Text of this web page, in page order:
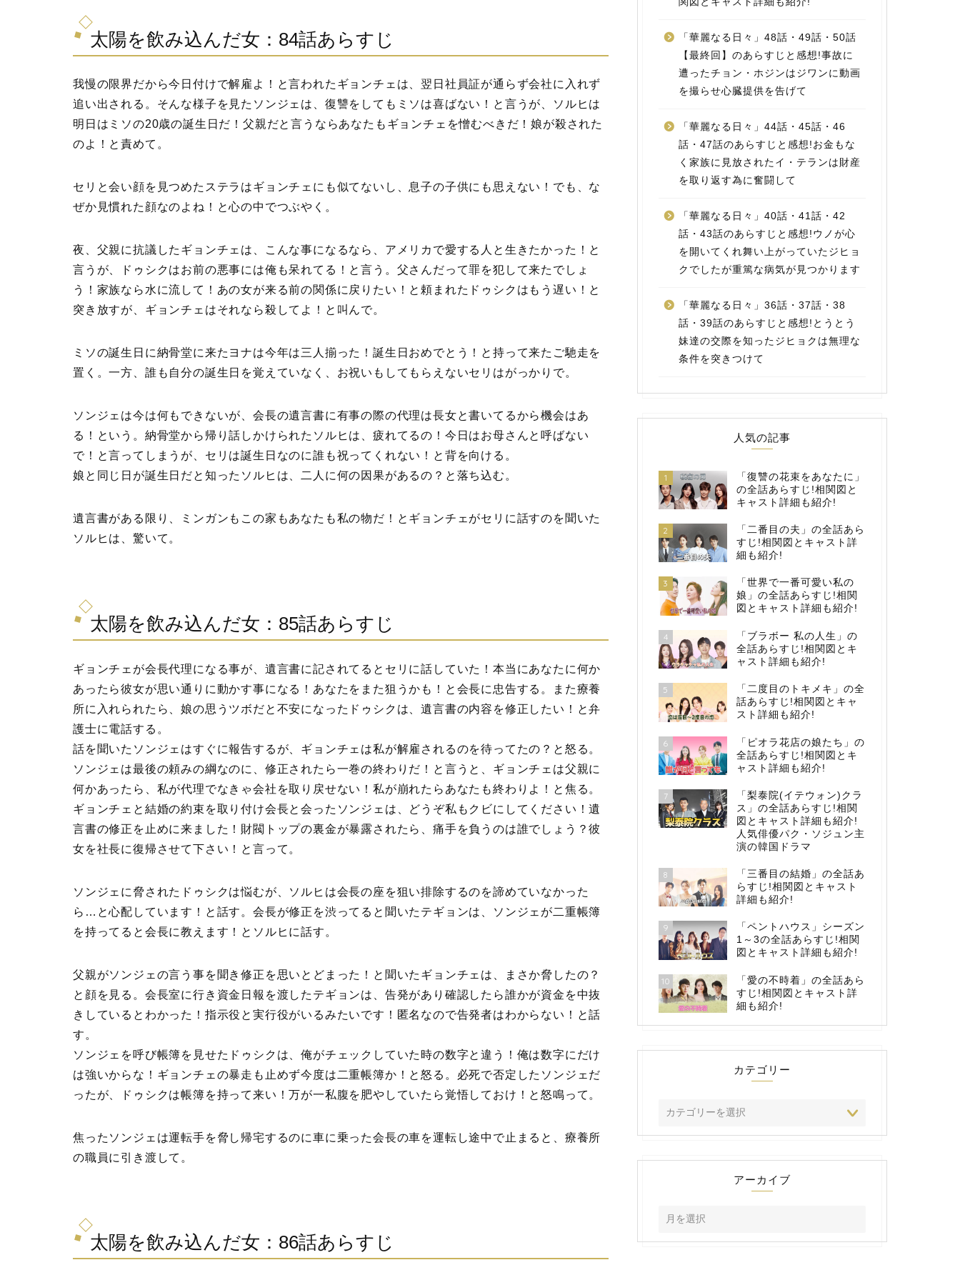
太陽を飲み込んだ女：84話あらすじ
我慢の限界だから今日付けで解雇よ！と言われたギョンチェは、翌日社員証が通らず会社に入れず
追い出される。そんな様子を見たソンジェは、復讐をしてもミソは喜ばない！と言うが、ソルヒは
明日はミソの20歳の誕生日だ！父親だと言うならあなたもギョンチェを憎むべきだ！娘が殺された
のよ！と責めて。
セリと会い顔を見つめたステラはギョンチェにも似てないし、息子の子供にも思えない！でも、な
ぜか見慣れた顔なのよね！と心の中でつぶやく。
夜、父親に抗議したギョンチェは、こんな事になるなら、アメリカで愛する人と生きたかった！と
言うが、ドゥシクはお前の悪事には俺も呆れてる！と言う。父さんだって罪を犯して来たでしょ
う！家族なら水に流して！あの女が来る前の関係に戻りたい！と頼まれたドゥシクはもう遅い！と
突き放すが、ギョンチェはそれなら殺してよ！と叫んで。
ミソの誕生日に納骨堂に来たヨナは今年は三人揃った！誕生日おめでとう！と持って来たご馳走を
置く。一方、誰も自分の誕生日を覚えていなく、お祝いもしてもらえないセリはがっかりで。
ソンジェは今は何もできないが、会長の遺言書に有事の際の代理は長女と書いてるから機会はあ
る！という。納骨堂から帰り話しかけられたソルヒは、疲れてるの！今日はお母さんと呼ばない
で！と言ってしまうが、セリは誕生日なのに誰も祝ってくれない！と背を向ける。
娘と同じ日が誕生日だと知ったソルヒは、二人に何の因果があるの？と落ち込む。
遺言書がある限り、ミンガンもこの家もあなたも私の物だ！とギョンチェがセリに話すのを聞いた
ソルヒは、驚いて。
太陽を飲み込んだ女：85話あらすじ
ギョンチェが会長代理になる事が、遺言書に記されてるとセリに話していた！本当にあなたに何か
あったら彼女が思い通りに動かす事になる！あなたをまた狙うかも！と会長に忠告する。また療養
所に入れられたら、娘の思うツボだと不安になったドゥシクは、遺言書の内容を修正したい！と弁
護士に電話する。
話を聞いたソンジェはすぐに報告するが、ギョンチェは私が解雇されるのを待ってたの？と怒る。
ソンジェは最後の頼みの綱なのに、修正されたら一巻の終わりだ！と言うと、ギョンチェは父親に
何かあったら、私が代理でなきゃ会社を取り戻せない！私が崩れたらあなたも終わりよ！と焦る。
ギョンチェと結婚の約束を取り付け会長と会ったソンジェは、どうぞ私もクビにしてください！遺
言書の修正を止めに来ました！財閥トップの裏金が暴露されたら、痛手を負うのは誰でしょう？彼
女を社長に復帰させて下さい！と言って。
ソンジェに脅されたドゥシクは悩むが、ソルヒは会長の座を狙い排除するのを諦めていなかった
ら…と心配しています！と話す。会長が修正を渋ってると聞いたテギョンは、ソンジェが二重帳簿
を持ってると会長に教えます！とソルヒに話す。
父親がソンジェの言う事を聞き修正を思いとどまった！と聞いたギョンチェは、まさか脅したの？
と顔を見る。会長室に行き資金日報を渡したテギョンは、告発があり確認したら誰かが資金を中抜
きしているとわかった！指示役と実行役がいるみたいです！匿名なので告発者はわからない！と話
す。
ソンジェを呼び帳簿を見せたドゥシクは、俺がチェックしていた時の数字と違う！俺は数字にだけ
は強いからな！ギョンチェの暴走も止めず今度は二重帳簿か！と怒る。必死で否定したソンジェだ
ったが、ドゥシクは帳簿を持って来い！万が一私腹を肥やしていたら覚悟しておけ！と怒鳴って。
焦ったソンジェは運転手を脅し帰宅するのに車に乗った会長の車を運転し途中で止まると、療養所
の職員に引き渡して。
太陽を飲み込んだ女：86話あらすじ
「華麗なる日々」48話・49話・50話
【最終回】のあらすじと感想!事故に
遭ったチョン・ホジンはジワンに動画
を撮らせ心臓提供を告げて
「華麗なる日々」44話・45話・46
話・47話のあらすじと感想!お金もな
く家族に見放されたイ・テランは財産
を取り返す為に奮闘して
「華麗なる日々」40話・41話・42
話・43話のあらすじと感想!ウノが心
を開いてくれ舞い上がっていたジヒョ
クでしたが重篤な病気が見つかります
「華麗なる日々」36話・37話・38
話・39話のあらすじと感想!とうとう
妹達の交際を知ったジヒョクは無理な
条件を突きつけて
人気の記事
1
「復讐の花束をあなたに」
の全話あらすじ!相関図と
キャスト詳細も紹介!
2
「二番目の夫」の全話あら
すじ!相関図とキャスト詳
細も紹介!
3
「世界で一番可愛い私の
娘」の全話あらすじ!相関
図とキャスト詳細も紹介!
4
「ブラボー 私の人生」の
全話あらすじ!相関図とキ
ャスト詳細も紹介!
5
「二度目のトキメキ」の全
話あらすじ!相関図とキャ
スト詳細も紹介!
6
「ピオラ花店の娘たち」の
全話あらすじ!相関図とキ
ャスト詳細も紹介!
7
「梨泰院(イテウォン)クラ
ス」の全話あらすじ!相関
図とキャスト詳細も紹介!
人気俳優パク・ソジュン主
演の韓国ドラマ
8
「三番目の結婚」の全話あ
らすじ!相関図とキャスト
詳細も紹介!
9
「ペントハウス」シーズン
1～3の全話あらすじ!相関
図とキャスト詳細も紹介!
10
「愛の不時着」の全話あら
すじ!相関図とキャスト詳
細も紹介!
カテゴリー
アーカイブ